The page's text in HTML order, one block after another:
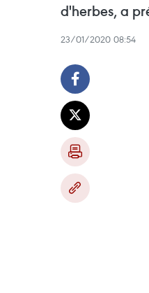
d'herbes, a
23/01/2020 08:54